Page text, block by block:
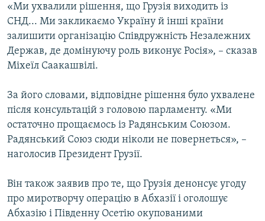
ФОТО
СПЕЦПРОЄКТИ
ПОДКАСТИ
РУС
УКР
КТАТ
«Ми ухвалили рішення, що Грузія виходить із
СНД... Ми закликаємо Україну й інші країни
залишити організацію Співдружність Незалежних
Держав, де домінуючу роль виконує Росія», – сказав
Міхеїл Саакашвілі.
За його словами, відповідне рішення було ухвалене
після консультацій з головою парламенту. «Ми
остаточно прощаємось із Радянським Союзом.
Радянський Союз сюди ніколи не повернеться», –
наголосив Президент Грузії.
Він також заявив про те, що Грузія денонсує угоду
про миротворчу операцію в Абхазії і оголошує
Абхазію і Південну Осетію окупованими